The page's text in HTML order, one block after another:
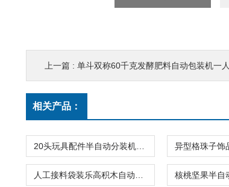
上一篇 : 单斗双称60千克发酵肥料自动包装机一人操作
相关产品：